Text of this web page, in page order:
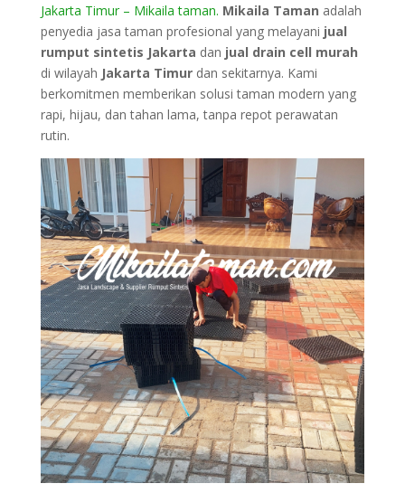
Jakarta Timur – Mikaila taman. Mikaila Taman adalah
penyedia jasa taman profesional yang melayani jual
rumput sintetis Jakarta dan jual drain cell murah
di wilayah Jakarta Timurdan sekitarnya. Kami
berkomitmen memberikan solusi taman modern yang
rapi, hijau, dan tahan lama, tanpa repot perawatan
rutin.